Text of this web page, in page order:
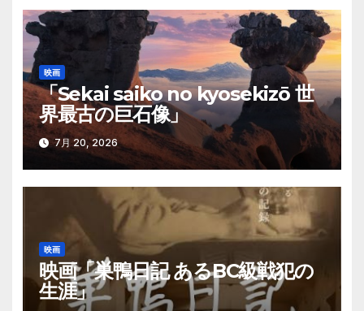
映画
「Sekai saiko no kyosekizō 世
界最古の巨石像」
7月 20, 2026
映画
映画「巣鴨日記 あるBC級戦犯の
生涯」